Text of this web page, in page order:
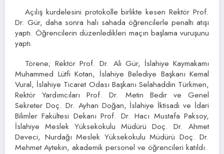
Açılış kurdelesini protokolle birlikte kesen Rektör Prof.
Dr. Gür, daha sonra halı sahada öğrencilerle penaltı atışı
yaptı. Öğrencilerin düzenledikleri maçın başlama vuruşunu
yaptı.
Törene; Rektör Prof. Dr. Ali Gür, İslahiye Kaymakamı
Muhammed Lütfi Kotan, İslahiye Belediye Başkanı Kemal
Vural, İslahiye Ticaret Odası Başkanı Selahaddin Türkmen,
Rektör Yardımcıları Prof. Dr. Metin Bedir ve Genel
Sekreter Doç. Dr. Ayhan Doğan, İslahiye İktisadi ve İdari
Bilimler Fakültesi Dekanı Prof. Dr. Hacı Mustafa Paksoy,
İslahiye Meslek Yüksekokulu Müdürü Doç. Dr. Ahmet
Deveci, Nurdağı Meslek Yüksekokulu Müdürü Doç. Dr.
Mehmet Aytekin, akademik personel ve öğrencileri katıldı.